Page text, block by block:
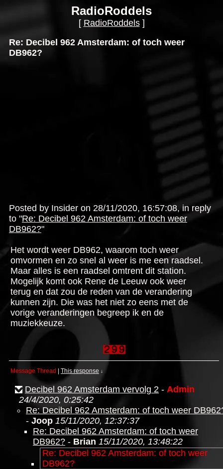
RadioRoddels
[ RadioRoddels]
Re: Decibel 962 Amsterdam: of toch weer
DB962?
Posted by Insider on 28/11/2020, 16:57:08, in reply
to "Re: Decibel 962 Amsterdam: of toch weer
DB962?"
Het wordt weer DB962, waarom toch weer
omvormen en zo snel al weer is me een raadsel.
Maar alles is een raadsel omtrent dit station.
Mogelijk komt ook Rene de Leeuw ook weer
terug en dat zou de reden van de verandering
kunnen zijn. Die was het niet zo eens met de
vorige veranderingen begreep ik en de
muziekkeuze.
Message Thread This response ↓
Decibel 962 Amsterdam vervolg 2 - Admin
24/4/2020, 0:25:42
Re: Decibel 962 Amsterdam: of toch weer
- Joop 15/11/2020, 12:37:37
Re: Decibel 962 Amsterdam: of toch weer
DB962? - Brian 15/11/2020, 13:48:22
Re: Decibel 962 Amsterdam: of toch weer
DB962?